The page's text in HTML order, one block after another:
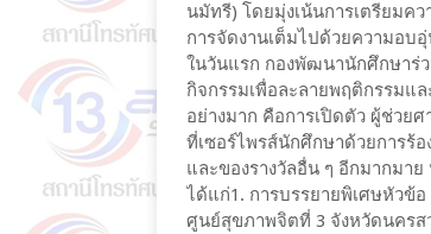
นมัทรี) โดยมุ่งเน้นการเตรียมค
การจัดงานเต็มไปด้วยความอบ
ในวันแรก กองพัฒนานักศึกษาร่
กิจกรรมเพื่อละลายพฤติกรรมแ
อย่างมาก คือการเปิดตัว ผู้ช่วย
ที่เซอร์ไพรส์นักศึกษาด้วยการร้
และของรางวัลอื่น ๆ อีกมากมา
ได้แก่1. การบรรยายพิเศษหัวข้
ศูนย์สุขภาพจิตที่ 3 จังหวัดนครส